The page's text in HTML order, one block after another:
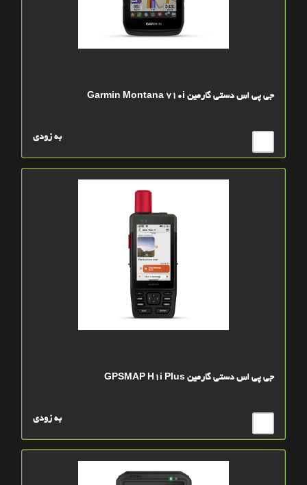
جی پی اس دستی گارمین Garmin Montana 710i
به زودی
جی پی اس دستی گارمین GPSMAP H1i Plus
به زودی